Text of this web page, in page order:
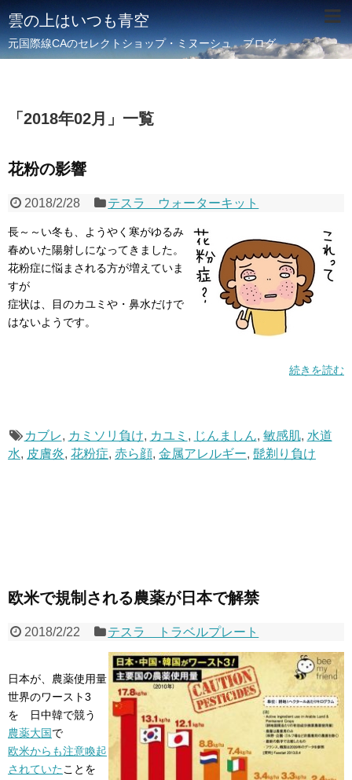
雲の上はいつも青空
元国際線CAのセレクトショップ・ミヌーシュ ブログ
「 2018年02月 」 一覧
花粉の影響
2018/2/28 テスラ ウォーターキット
長～～い冬も、ようやく寒がゆるみ
春めいた陽射しになってきました。
花粉症に悩まされる方が増えていま
すが
症状は、目のカユミや・鼻水だけで
はないようです。
続きを読む
カブレ, カミソリ負け, カユミ , じんましん, 敏感肌, 水道
水, 皮膚炎, 花粉症, 赤ら顔, 金属アレルギー, 髭剃り負け
欧米で規制される農薬が日本で解禁
2018/2/22 テスラ トラベルプレート
日本が、農薬使用量
世界のワースト3
を 日中韓で競う
農薬大国で
欧米からも注意喚起
されていたことを